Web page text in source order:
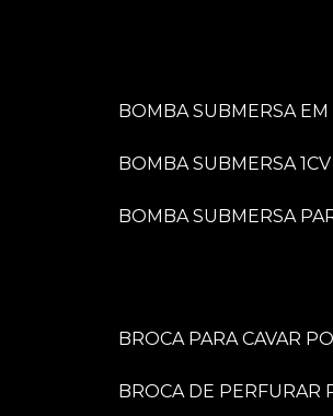
BOMBA SUBMERSA
BOMBA SUBMERSA 1CV
BOMBA SUBMERSA
BROCA PARA CAVAR
BROCA DE